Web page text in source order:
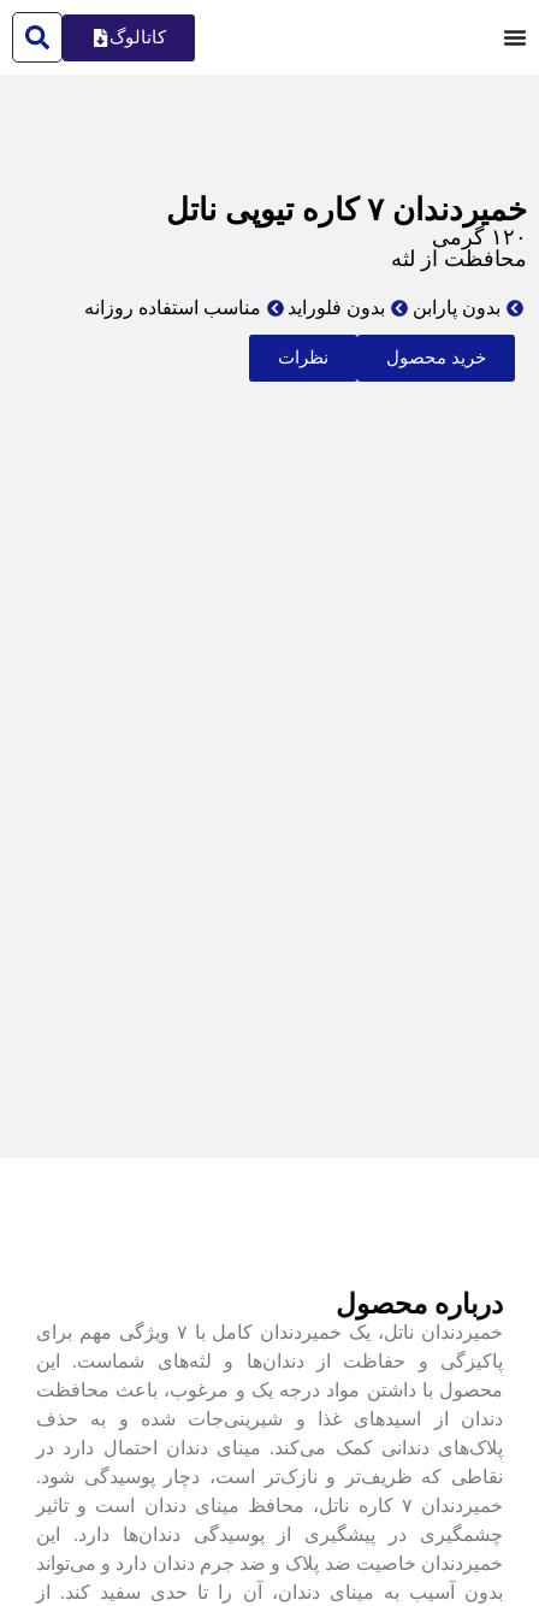
کاتالوگ
خمیردندان ۷ کاره تیوپی ناتل
۱۲۰ گرمی
محافظت از لثه
بدون پارابن بدون فلوراید مناسب استفاده روزانه
خرید محصول نظرات
درباره محصول
خمیردندان ناتل، یک خمیردندان کامل با ۷ ویژگی مهم برای
پاکیزگی و حفاظت از دندان‌ها و لثه‌های شماست. این
محصول با داشتن مواد درجه یک و مرغوب، باعث محافظت
دندان از اسیدهای غذا و شیرینی‌جات شده و به حذف
پلاک‌های دندانی کمک می‌کند. مینای دندان احتمال دارد در
نقاطی که ظریف‌تر و نازک‌تر است، دچار پوسیدگی شود.
خمیردندان ۷ کاره ناتل، محافظ مینای دندان است و تاثیر
چشمگیری در پیشگیری از پوسیدگی دندان‌ها دارد. این
خمیردندان خاصیت ضد پلاک و ضد جرم دندان دارد و می‌تواند
بدون آسیب به مینای دندان، آن را تا حدی سفید کند. از